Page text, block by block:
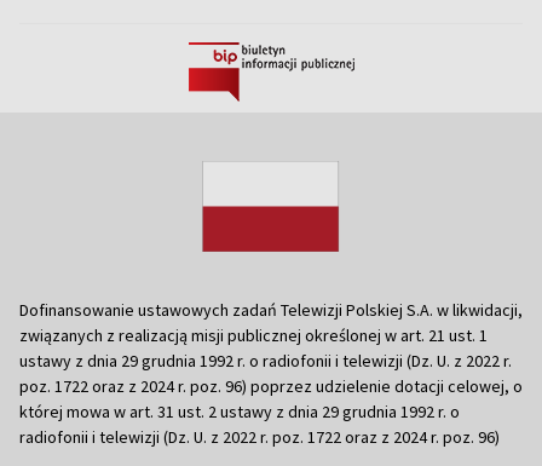
Dofinansowanie ustawowych zadań Telewizji Polskiej S.A. w likwidacji,
związanych z realizacją misji publicznej określonej w art. 21 ust. 1
ustawy z dnia 29 grudnia 1992 r. o radiofonii i telewizji (Dz. U. z 2022 r.
poz. 1722 oraz z 2024 r. poz. 96) poprzez udzielenie dotacji celowej, o
której mowa w art. 31 ust. 2 ustawy z dnia 29 grudnia 1992 r. o
radiofonii i telewizji (Dz. U. z 2022 r. poz. 1722 oraz z 2024 r. poz. 96)